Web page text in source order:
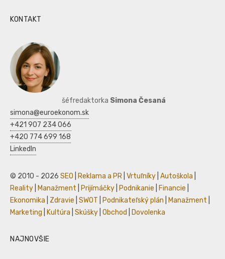
KONTAKT
šéfredaktorka Simona Česaná
simona@euroekonom.sk
+421 907 234 066
+420 774 699 168
LinkedIn
© 2010 - 2026 SEO Reklama a PR Vrtuľníky Autoškola
Reality
Manažment Prijímáčky Podnikanie Financie
Ekonomika
Zdravie SWOT Podnikateľský plán Manažment
Marketing
Kultúra Skúšky Obchod Dovolenka
NAJNOVŠIE